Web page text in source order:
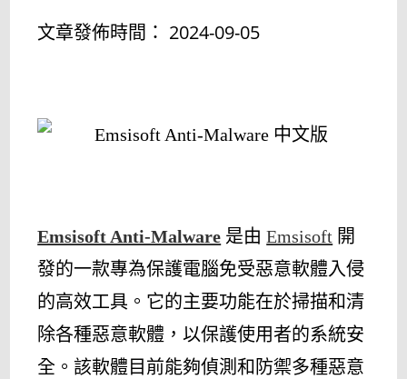
文章發佈時間： 2024-09-05
Emsisoft Anti-Malware 是由Emsisoft 開
發的一款專為保護電腦免受惡意軟體入侵
的高效工具。它的主要功能在於掃描和清
除各種惡意軟體，以保護使用者的系統安
全。該軟體目前能夠偵測和防禦多種惡意